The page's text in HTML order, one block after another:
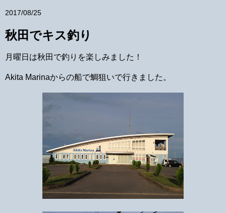
2017/08/25
秋田でキス釣り
月曜日は秋田で釣りを楽しみました！
Akita Marinaからの船で鯛狙いで行きました。